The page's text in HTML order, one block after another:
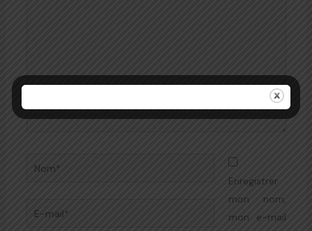
Nom*
E-
Enregistrer
mon nom,
mon e-mail